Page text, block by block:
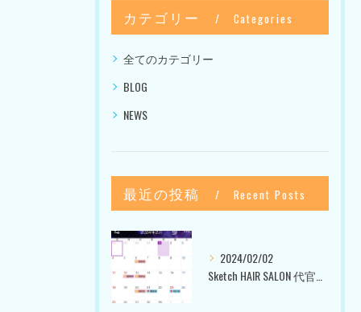
カテゴリー Categories
全てのカテゴリー
BLOG
NEWS
最近の投稿 Recent Posts
2024/02/02